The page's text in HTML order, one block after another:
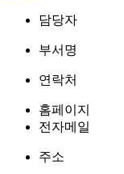
담당자
부서명
연락처
홈페이지
전자메일
주소